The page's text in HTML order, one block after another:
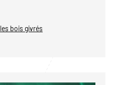
bois givrés